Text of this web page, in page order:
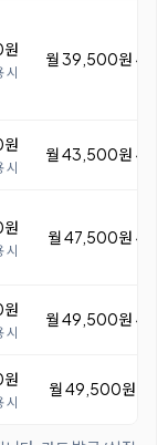
월 39,500원 ~
월 43,500원 ~
월 47,500원 ~
월 49,500원 ~
월 49,500원 ~